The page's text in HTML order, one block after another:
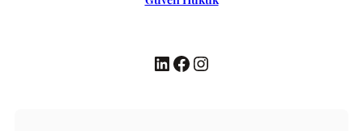
LinkedIn Facebook Instagram